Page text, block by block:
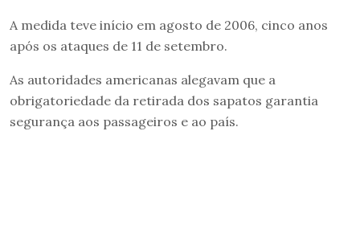
A medida teve início em agosto de 2006, cinco anos
após os ataques de 11 de setembro.
As autoridades americanas alegavam que a
obrigatoriedade da retirada dos sapatos garantia
segurança aos passageiros e ao país.